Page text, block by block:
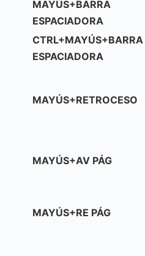
MAYÚS+BARRA
ESPACIADORA
CTRL+MAYÚS+BARRA
ESPACIADORA
MAYÚS+RETROCESO
MAYÚS+AV PÁG
MAYÚS+RE PÁG